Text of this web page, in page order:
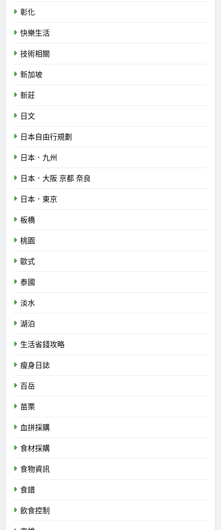
彰化
快樂生活
技術相關
新加坡
新莊
日文
日本自由行規劃
日本．九州
日本．大阪 京都 奈良
日本．東京
板橋
桃園
歐式
泰國
淡水
湖泊
生活省錢攻略
瘦身日誌
百岳
苗栗
血拼採購
食材採購
食物資訊
食譜
飲食控制